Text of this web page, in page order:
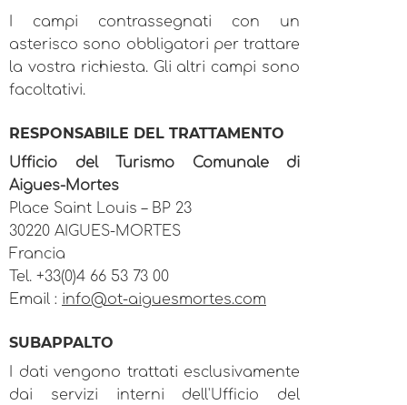
I campi contrassegnati con un
asterisco sono obbligatori per trattare
la vostra richiesta. Gli altri campi sono
facoltativi.
RESPONSABILE DEL TRATTAMENTO
Ufficio del Turismo Comunale di
Aigues-Mortes
Place Saint Louis – BP 23
30220 AIGUES-MORTES
Francia
Tel. +33(0)4 66 53 73 00
Email : info@ot-aiguesmortes.com
SUBAPPALTO
I dati vengono trattati esclusivamente
dai servizi interni dell'Ufficio del